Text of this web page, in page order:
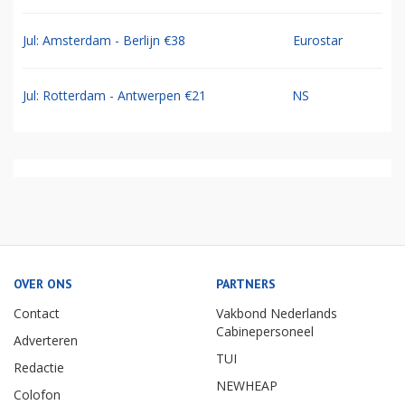
Jul: Amsterdam - Berlijn €38 Eurostar
Jul: Rotterdam - Antwerpen €21 NS
OVER ONS
Contact
Adverteren
Redactie
Colofon
PARTNERS
Vakbond Nederlands
Cabinepersoneel
TUI
NEWHEAP